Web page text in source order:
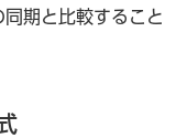
期と比較すること